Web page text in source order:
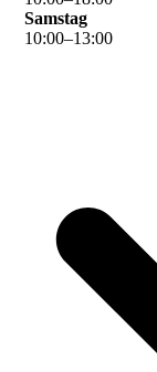
Samstag
10:00–13:00